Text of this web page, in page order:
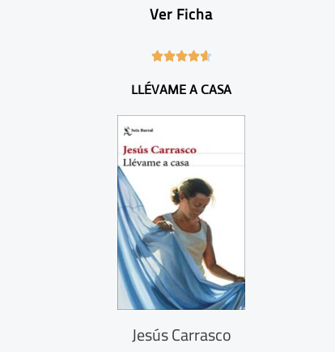
Ver Ficha
4
6
LLÉVAME A CASA
Jesús Carrasco